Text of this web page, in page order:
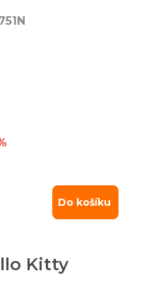
Do košíku
Kitty